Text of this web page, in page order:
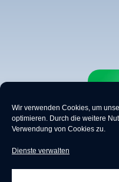
Wir verwenden Cookies, um
optimieren. Durch die weitere
Verwendung von Cookies zu.
Dienste verwalten
Online Marketing